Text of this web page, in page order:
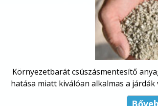
Környezetbarát csúszásmentesítő
hatása miatt kiválóan alkalmas a